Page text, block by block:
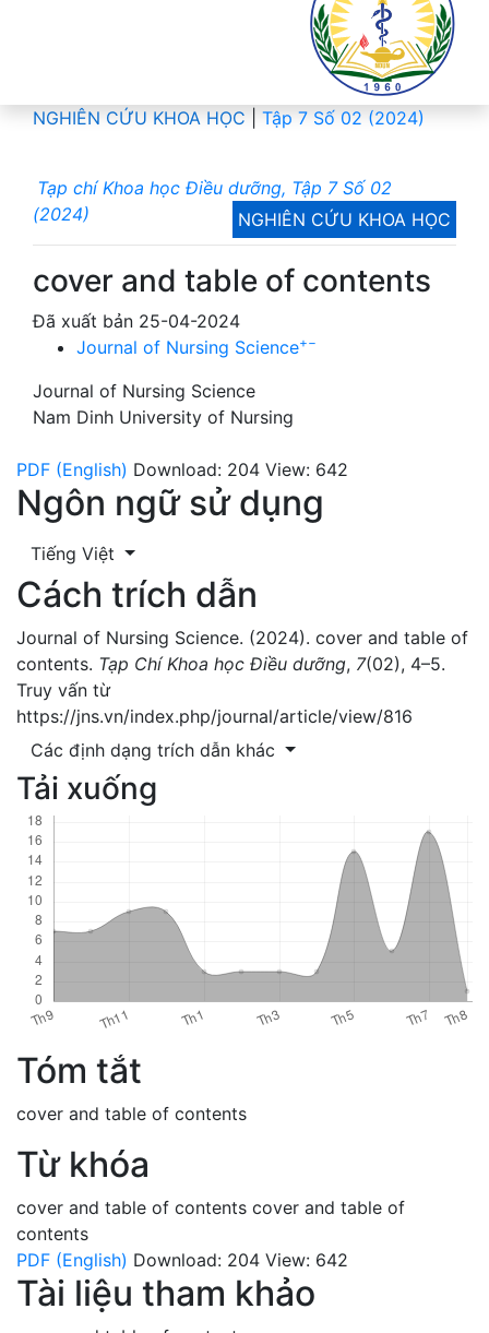
NGHIÊN CỨU KHOA HỌC Tập 7 Số 02 (2024)
Tạp chí Khoa học Điều dưỡng, Tập 7 Số 02
(2024)
NGHIÊN CỨU KHOA HỌC
cover and table of contents
Đã xuất bản 25-04-2024
Journal of Nursing Science+−
Journal of Nursing Science
Nam Dinh University of Nursing
PDF (English) Download: 204 View: 642
Ngôn ngữ sử dụng
Tiếng Việt
Cách trích dẫn
Journal of Nursing Science. (2024). cover and table of
contents. Tạp Chí Khoa học Điều dưỡng, 7(02), 4–5.
Truy vấn từ
https://jns.vn/index.php/journal/article/view/816
Các định dạng trích dẫn khác
Tải xuống
Tóm tắt
cover and table of contents
Từ khóa
cover and table of contents cover and table of
contents
PDF (English) Download: 204 View: 642
Tài liệu tham khảo